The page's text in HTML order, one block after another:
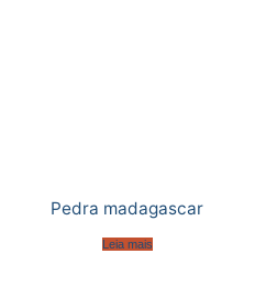
Pedra madagascar
Leia mais